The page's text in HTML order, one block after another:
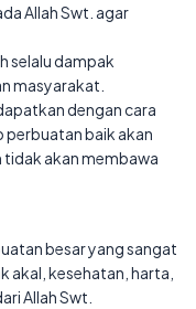
Allah Swt. agar
selalu dampak
masyarakat.
dengan cara
perbuatan baik akan
tidak akan membawa
besar yang sangat
akal, kesehatan, harta,
Allah Swt.